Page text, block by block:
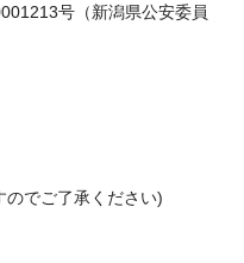
号（新潟県公安委員
でご了承ください)